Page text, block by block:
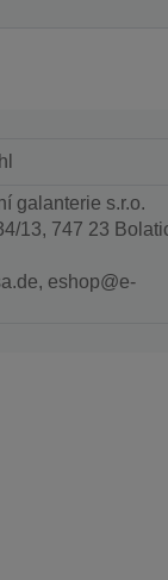
galanterie s.r.o.
13, 747 23
eshop@e-